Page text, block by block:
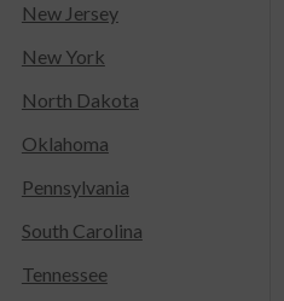
New Jersey
New York
North Dakota
Oklahoma
Pennsylvania
South Carolina
Tennessee